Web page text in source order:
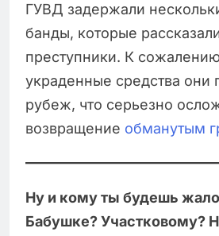
ГУВД задержали
банды, которые
преступники. К
украденные средства они
рубеж, что серьезно
возвращение обманутым
Ну и кому ты будешь
Бабушке? Участковому?